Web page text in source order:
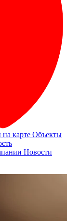
карте Объекты
Новости